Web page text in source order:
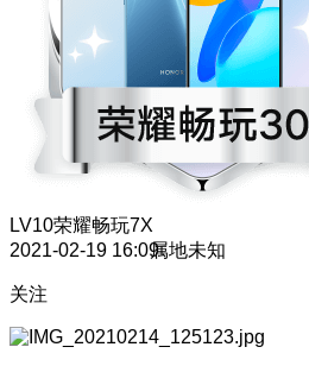
LV10荣耀畅玩7X
2021-02-19 16:09属地未知
关注